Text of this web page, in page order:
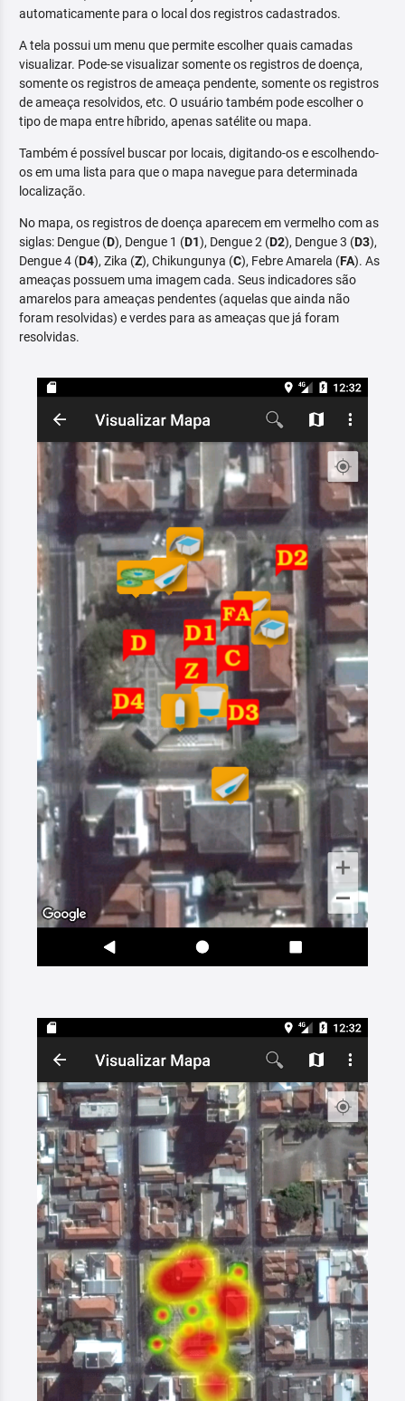
automaticamente para o local dos registros cadastrados.
A tela possui um menu que permite escolher quais camadas
visualizar. Pode-se visualizar somente os registros de doença,
somente os registros de ameaça pendente, somente os registros
de ameaça resolvidos, etc. O usuário também pode escolher o
tipo de mapa entre híbrido, apenas satélite ou mapa.
Também é possível buscar por locais, digitando-os e escolhendo-
os em uma lista para que o mapa navegue para determinada
localização.
No mapa, os registros de doença aparecem em vermelho com as
siglas: Dengue (D), Dengue 1 (D1), Dengue 2 (D2), Dengue 3 (D3),
Dengue 4 (D4), Zika (Z), Chikungunya (C), Febre Amarela (FA). As
ameaças possuem uma imagem cada. Seus indicadores são
amarelos para ameaças pendentes (aquelas que ainda não
foram resolvidas) e verdes para as ameaças que já foram
resolvidas.